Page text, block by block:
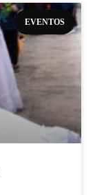
EVENTOS